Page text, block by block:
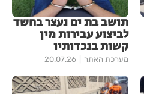
תושב בת ים נעצר בחשד
לביצוע עבירות מין
קשות בנכדותיו
מערכת האתר 20.07.26